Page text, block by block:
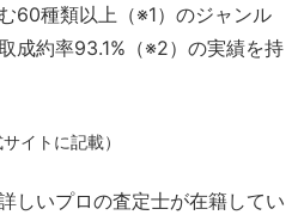
60種類以上（※1）のジャンル
成約率93.1%（※2）の実績を持
イトに記載）
しいプロの査定士が在籍してい